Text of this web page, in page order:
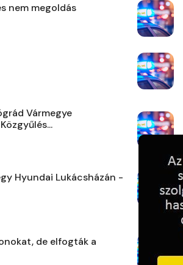
nem megoldás
Vármegye
Hyundai Lukácsházán -
de elfogták a